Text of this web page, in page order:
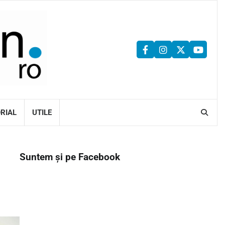
facebookinstagram
twitter
UTILE
Suntem și pe Facebook